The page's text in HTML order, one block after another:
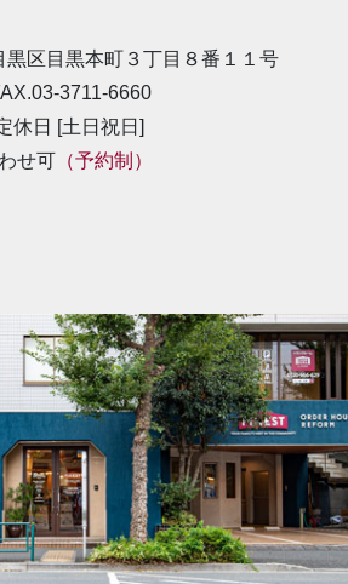
黒区目黒本町３丁目８番１１号
3711-6660
休日 [土日祝日]
せ可 （予約制）